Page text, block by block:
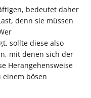
bedeutet daher
denn sie müssen
sollte diese also
mit denen sich der
Herangehensweise
bösen